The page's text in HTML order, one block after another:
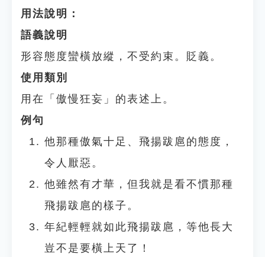
用法說明：
語義說明
形容態度蠻橫放縱，不受約束。貶義。
使用類別
用在「傲慢狂妄」的表述上。
例句
他那種傲氣十足、飛揚跋扈的態度，
令人厭惡。
他雖然有才華，但我就是看不慣那種
飛揚跋扈的樣子。
年紀輕輕就如此飛揚跋扈，等他長大
豈不是要橫上天了！